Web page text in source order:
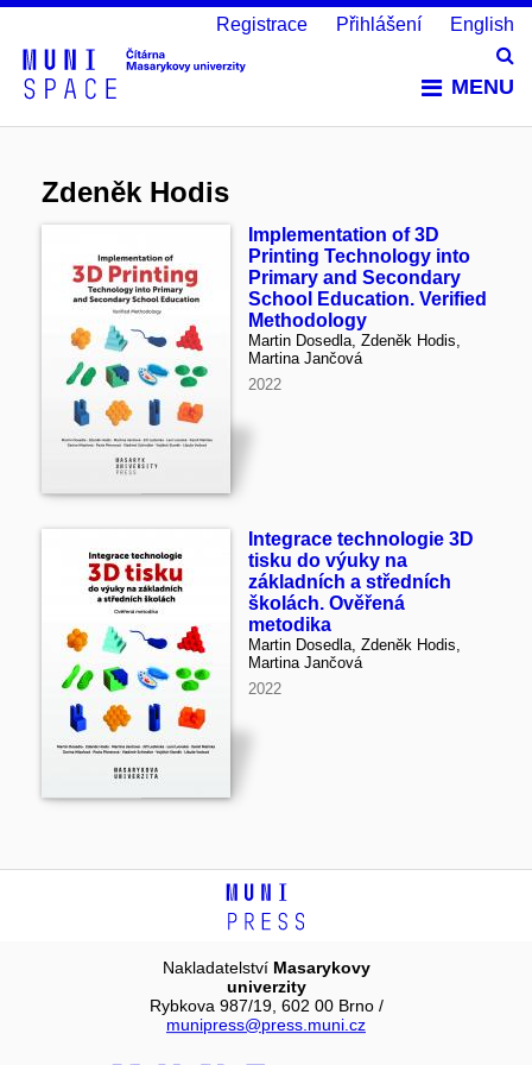
MENU
Registrace Přihlášení English
Zdeněk Hodis
Implementation of 3D
Printing Technology into
Primary and Secondary
School Education. Verified
Methodology
Martin Dosedla, Zdeněk Hodis,
Martina Jančová
2022
Integrace technologie 3D
tisku do výuky na
základních a středních
školách. Ověřená
metodika
Martin Dosedla, Zdeněk Hodis,
Martina Jančová
2022
Nakladatelství Masarykovy
univerzity
Rybkova 987/19, 602 00 Brno /
munipress@press.muni.cz